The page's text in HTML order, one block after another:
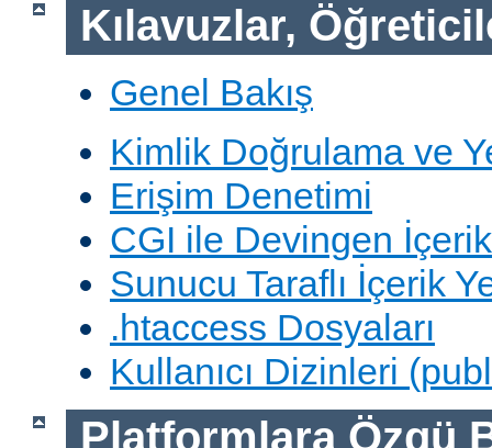
Kılavuzlar,
Genel Bakış
Kimlik Doğrulama ve
Erişim Denetimi
CGI ile Devingen İçerik
Sunucu Taraflı İçerik
.htaccess Dosyaları
Kullanıcı Dizinleri
Platformlara Özgü